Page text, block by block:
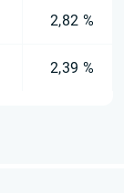
2,82 %
2,39 %